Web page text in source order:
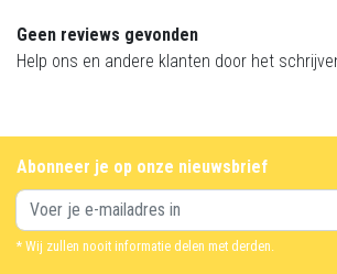
Geen reviews gevonden
Help ons en andere klanten door het
Abonneer je op onze nieuwsbrief
* Wij zullen nooit informatie delen met derden.